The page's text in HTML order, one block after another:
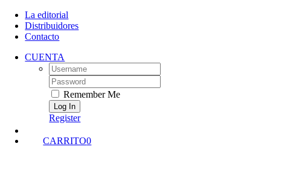
Skip
content
La editorial
Distribuidores
Contacto
CUENTA
Username:
Password:
Remember Me
Register
CARRITO0